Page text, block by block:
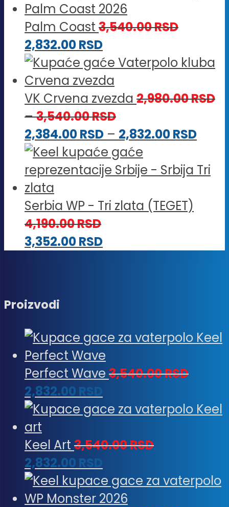
Palm Coast 3,540.00RSD
2,832.00RSD
VK Crvena zvezda 2,980.00RSD
–3,540.00RSDRaspon
cena:
od
2,980.00 RSD
3,540.00 RSD
2,384.00RSD – 2,832.00RSD
od
Serbia WP - Tri zlata (TEGET)
4,190.00RSD
3,352.00RSD
Proizvodi
Perfect Wave 3,540.00RSD
2,832.00 RSD
Keel Art 3,540.00RSD
2,832.00 RSD